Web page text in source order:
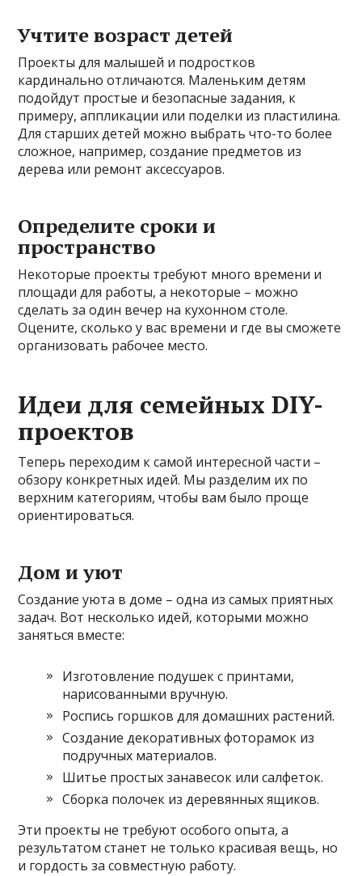
Учтите возраст детей
Проекты для малышей и подростков
кардинально отличаются. Маленьким детям
подойдут простые и безопасные задания, к
примеру, аппликации или поделки из пластилина.
Для старших детей можно выбрать что-то более
сложное, например, создание предметов из
дерева или ремонт аксессуаров.
Определите сроки и
пространство
Некоторые проекты требуют много времени и
площади для работы, а некоторые – можно
сделать за один вечер на кухонном столе.
Оцените, сколько у вас времени и где вы сможете
организовать рабочее место.
Идеи для семейных DIY-
проектов
Теперь переходим к самой интересной части –
обзору конкретных идей. Мы разделим их по
верхним категориям, чтобы вам было проще
ориентироваться.
Дом и уют
Создание уюта в доме – одна из самых приятных
задач. Вот несколько идей, которыми можно
заняться вместе:
Изготовление подушек с принтами,
нарисованными вручную.
Роспись горшков для домашних растений.
Создание декоративных фоторамок из
подручных материалов.
Шитье простых занавесок или салфеток.
Сборка полочек из деревянных ящиков.
Эти проекты не требуют особого опыта, а
результатом станет не только красивая вещь, но
и гордость за совместную работу.